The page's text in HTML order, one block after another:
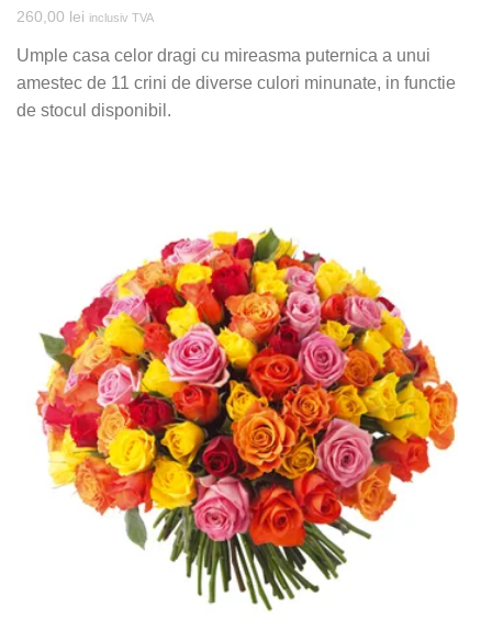
260,00 lei inclusiv TVA
Umple casa celor dragi cu mireasma puternica a unui
amestec de 11 crini de diverse culori minunate, in functie
de stocul disponibil.